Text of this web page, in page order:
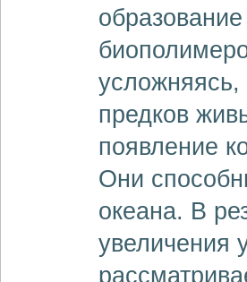
предков
появление
Они
океана. В
увеличения